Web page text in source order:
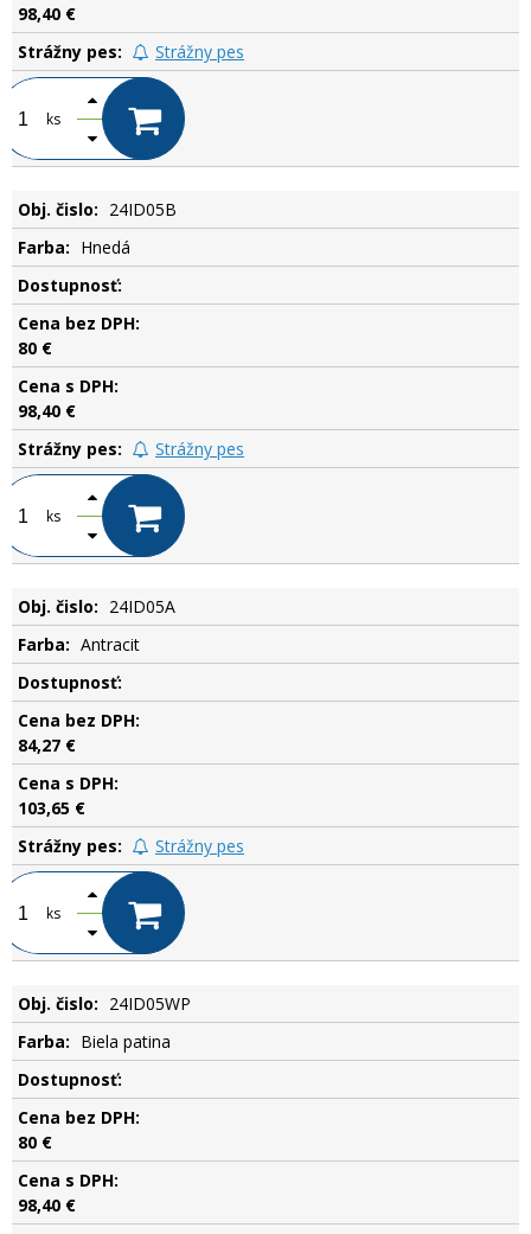
98,40 €
Strážny pes
ks
24ID05B
Hnedá
80 €
98,40 €
Strážny pes
ks
24ID05A
Antracit
84,27 €
103,65 €
Strážny pes
ks
24ID05WP
Biela patina
80 €
98,40 €